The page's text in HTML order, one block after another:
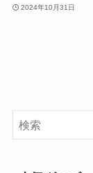
2024年10月31日